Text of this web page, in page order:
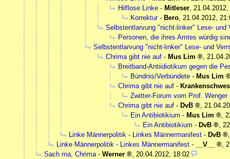
Hilflose Linke - Mitleser,
Korrektur- Bero, 21.04.2012,
Selbstentlarvung "nicht-linker" Lese- und
Personen, die ihres Amtes würdig
Selbstentlarvung "nicht-linker" Lese- und
Chrima gibt nie auf - Mus Lim ,
Breitband-Antiidiotikum gegen die
Bündnis/Verbündete - Mus Lim
Chrima gibt nie auf -
Zwitter-Forum vom Prof. Wenger
Chrima gibt nie auf - DvB ,
Ein Antibiotikium - Mus Lim ,
Ein Antibiotikium - DvB ,
Linke Männerpolitik - Linkes Männermanifest - DvB
Linke Männerpolitik - Linkes Männermanifest - __V__ ,
Sach ma, Chrima- Werner , 20.04.2012, 18:02